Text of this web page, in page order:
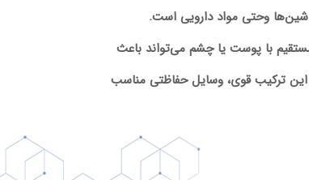
وحتی مواد دارویی است.
با پوست یا چشم می‌تواند باعث
این ترکیب قوی، وسایل حفاظتی مناسب